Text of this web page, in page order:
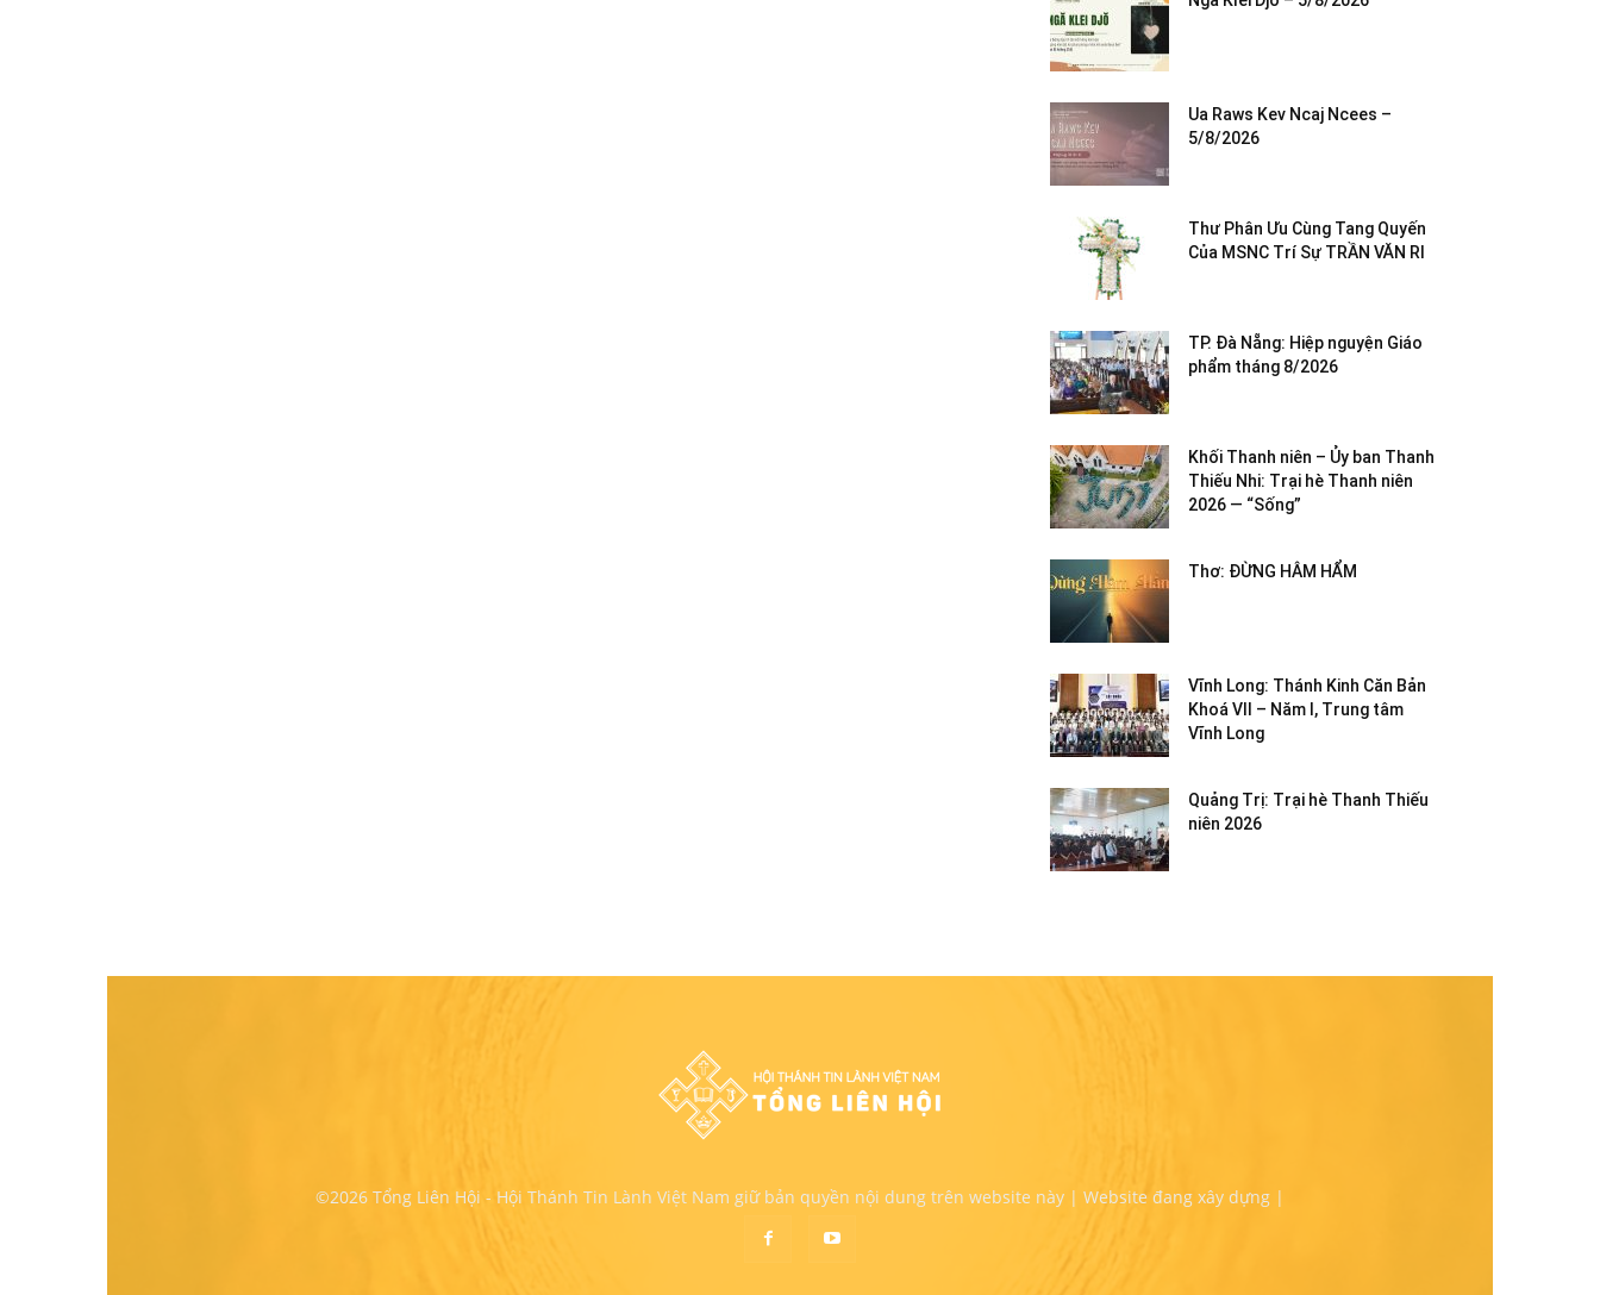
Ua Raws Kev Ncaj Ncees –
5/8/2026
Thư Phân Ưu Cùng Tang Quyến
Của MSNC Trí Sự TRẦN VĂN RI
TP. Đà Nẵng: Hiệp nguyện Giáo
phẩm tháng 8/2026
Khối Thanh niên – Ủy ban Thanh
Thiếu Nhi: Trại hè Thanh niên
2026 — “Sống”
Thơ: ĐỪNG HÂM HẨM
Vĩnh Long: Thánh Kinh Căn Bản
Khoá VII – Năm I, Trung tâm
Vĩnh Long
Quảng Trị: Trại hè Thanh Thiếu
niên 2026
©2026 Tổng Liên Hội - Hội Thánh Tin Lành Việt Nam giữ bản quyền nội dung trên website này | Website đang xây dựng |